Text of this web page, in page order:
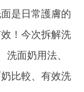
是日常護膚的
！今次拆解洗
面奶用法、
比較、有效洗